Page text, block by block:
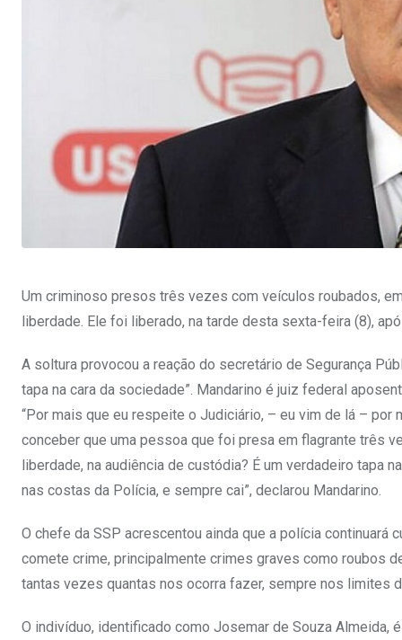
Um criminoso presos três vezes com veículos roubados,
liberdade. Ele foi liberado, na tarde desta sexta-feira (8),
A soltura provocou a reação do secretário de Segurança
tapa na cara da sociedade”. Mandarino é juiz federal
“Por mais que eu respeite o Judiciário, – eu vim de lá –
conceber que uma pessoa que foi presa em flagrante três
liberdade, na audiência de custódia? É um verdadeiro tapa
nas costas da Polícia, e sempre cai”, declarou Mandarino.
O chefe da SSP acrescentou ainda que a polícia continuará
comete crime, principalmente crimes graves como roubos
tantas vezes quantas nos ocorra fazer, sempre nos limites
O indivíduo, identificado como Josemar de Souza Almeida,